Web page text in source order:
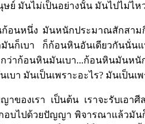
ย์ มันไม่เป็นอย่างนั้น มันไปไม่ไห
อนหนึ่ง มันหนักประมาณสักสาม
มันก็เบา ก็ก้อนหินอันเดียวกันนั่
ว่าก้อนหินมันเบา...ก้อนหินมันหนั
เบา มันเป็นเพราะอะไร? มันเป็
ของเรา เป็นต้น เราจะรับเอา
อบไปด้วยปัญญา พิจารณาแล้วมั